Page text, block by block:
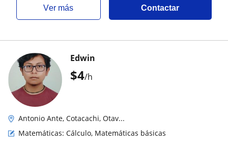
ver más Contactar
$4/h
Edwin
Antonio Ante, Cotacachi, Otav...
Matemáticas: Cálculo, Matemáticas básicas